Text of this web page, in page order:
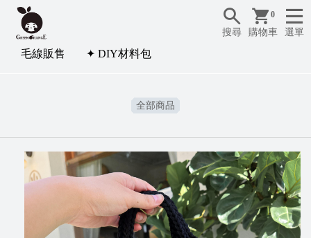
搜尋
0
購物車 選單
毛線販售 ✦ DIY材料包
全部商品